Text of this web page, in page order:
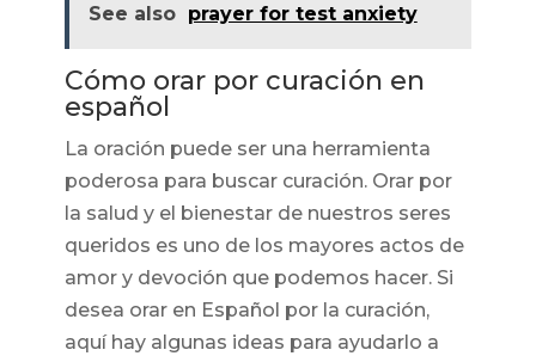
See also prayer for test anxiety
Cómo orar por curación en
español
La oración puede ser una herramienta
poderosa para buscar curación. Orar por
la salud y el bienestar de nuestros seres
queridos es uno de los mayores actos de
amor y devoción que podemos hacer. Si
desea orar en Español por la curación,
aquí hay algunas ideas para ayudarlo a